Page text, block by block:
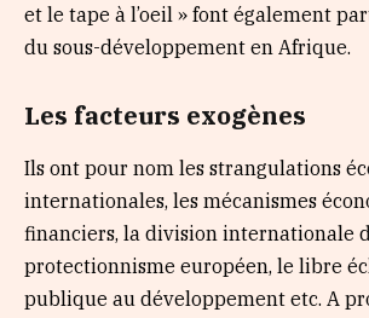
et le tape à l’oeil » font également
du sous-développement en Afrique.
Les facteurs exogènes
Ils ont pour nom les strangulations
internationales, les mécanismes
financiers, la division internationale
protectionnisme européen, le libre
publique au développement etc. A